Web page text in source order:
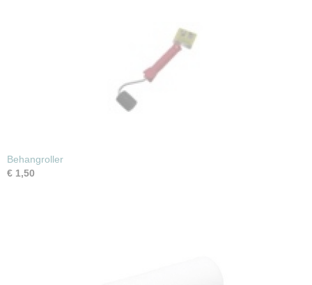
Behangroller
€ 1,50